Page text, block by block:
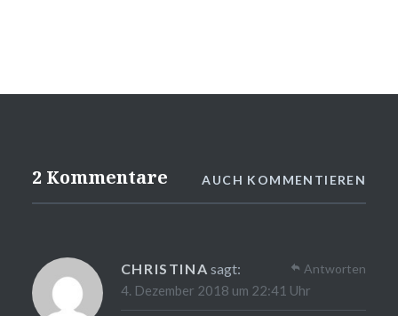
2 Kommentare AUCH KOMMENTIEREN
CHRISTINA sagt:
4. Dezember 2018 um 22:41 Uhr
Antworten